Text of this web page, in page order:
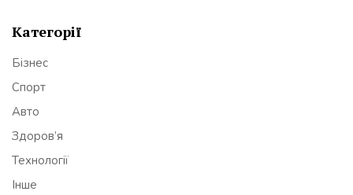
Категорії
Бізнес
Спорт
Авто
Здоров’я
Технології
Інше